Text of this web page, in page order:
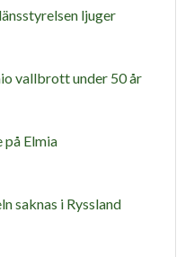
ljuger
vallbrott under 50 år
Elmia
saknas i Ryssland